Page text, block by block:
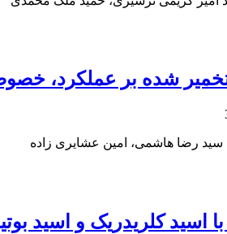
تخمیر شده بر
سید رضا هاشمی، امین عشایری زاده
اسید کلریدریک و اسید